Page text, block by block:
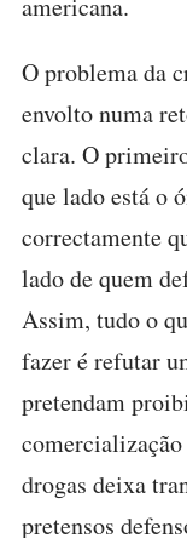
americana.
O problema da
envolto numa
clara. O
que lado está o
correctamente
lado de quem
Assim, tudo o
fazer é refutar
pretendam
comercialização
drogas deixa
pretensos